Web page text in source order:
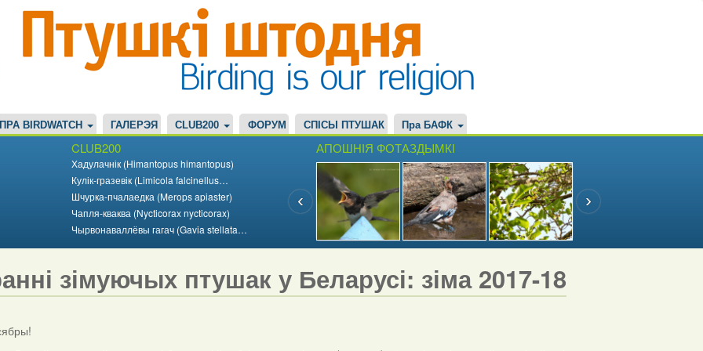
ПРА BIRDWATCH ГАЛЕРЭЯ CLUB200 ФОРУМ СПІСЫ ПТУШАК Пра БАФК
CLUB200
Хадулачнік (Himantopus himantopus)
Кулік-гразевік (Limicola falcinellus…
Шчурка-пчалаедка (Merops apiaster)
Чапля-кваква (Nycticorax nycticorax)
Чырвонаваллёвы гагач (Gavia stellata…
АПОШНІЯ ФОТАЗДЫМКІ
зімуючых птушак у Беларусі: зіма 2017-18